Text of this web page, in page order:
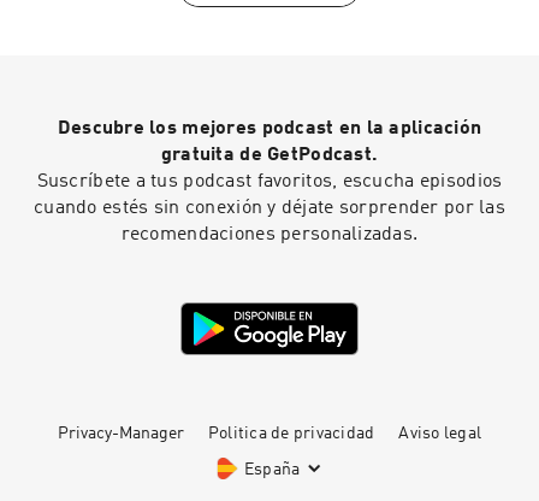
Descubre los mejores podcast en la aplicación
gratuita de GetPodcast.
Suscríbete a tus podcast favoritos, escucha episodios
cuando estés sin conexión y déjate sorprender por las
recomendaciones personalizadas.
Privacy-Manager Politica de privacidad Aviso legal
España